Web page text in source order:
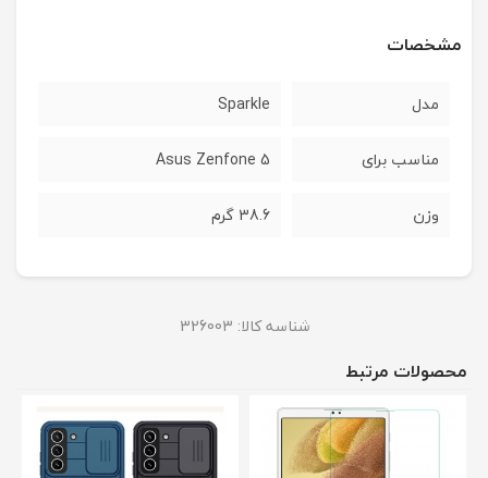
مشخصات
مدل Sparkle
مناسب برای Asus Zenfone 5
وزن 38.6 گرم
شناسه کالا: 326003
محصولات مرتبط